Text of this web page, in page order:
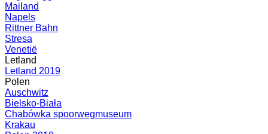
Mailand
Napels
Rittner Bahn
Stresa
Venetië
Letland
Letland 2019
Polen
Auschwitz
Bielsko-Biała
Chabówka spoorwegmuseum
Krakau